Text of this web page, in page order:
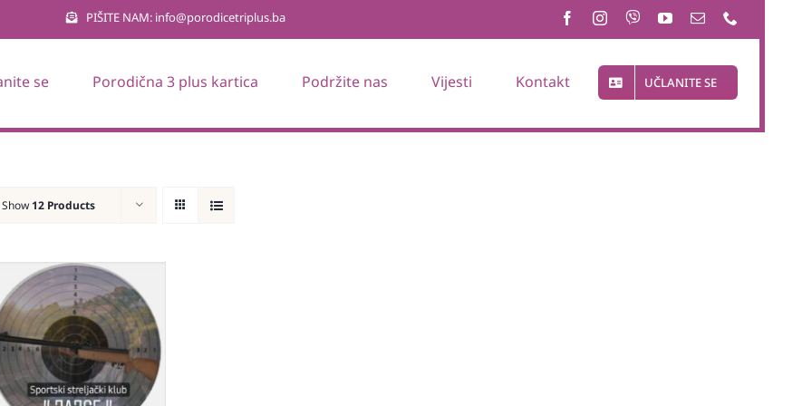
PIŠITE NAM: info@porodicetriplus.ba
se Porodična 3 plus kartica Podržite nas Vijesti Kontakt UČLANITE SE
Show 12 Products